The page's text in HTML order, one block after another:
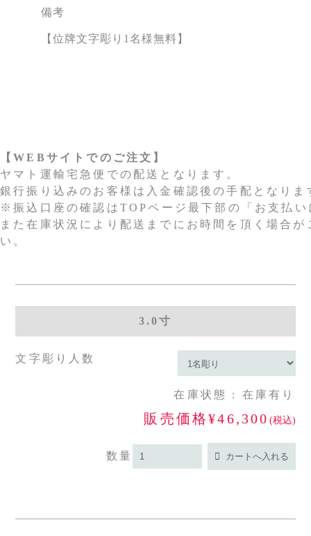
備考
【位牌文字彫り1名様無料 】
【WEBサイトでのご注文】
ヤマト運輸宅急便での配送となります。
銀行振り込みのお客様は入金確認後の手配となりま
※振込口座の確認はTOPページ最下部の「お支払
また在庫状況により配送までにお時間を頂く場合
い。
3.0寸
文字彫り人数
在庫状態 : 在庫有り
販売価格¥46,300 (税込)
数量